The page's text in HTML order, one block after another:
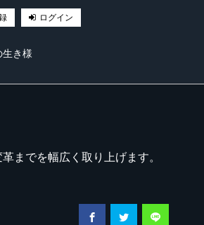
ログイン
生き様
までを幅広く取り上げます。